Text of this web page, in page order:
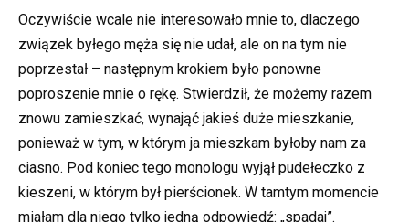
Oczywiście wcale nie interesowało mnie to, dlaczego
związek byłego męża się nie udał, ale on na tym nie
poprzestał – następnym krokiem było ponowne
poproszenie mnie o rękę. Stwierdził, że możemy razem
znowu zamieszkać, wynająć jakieś duże mieszkanie,
ponieważ w tym, w którym ja mieszkam byłoby nam za
ciasno. Pod koniec tego monologu wyjął pudełeczko z
kieszeni, w którym był pierścionek. W tamtym momencie
miałam dla niego tylko jedną odpowiedź: „spadaj”.